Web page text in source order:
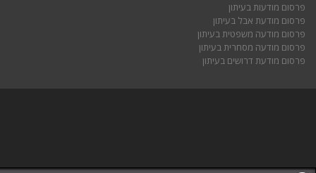
פרסום מודעות בעיתון
פרסום מודעת אבל בעיתון
פרסום מודעה משפטית בעיתון
פרסום מודעה מסחרית בעיתון
פרסום מודעת דרושים בעיתון